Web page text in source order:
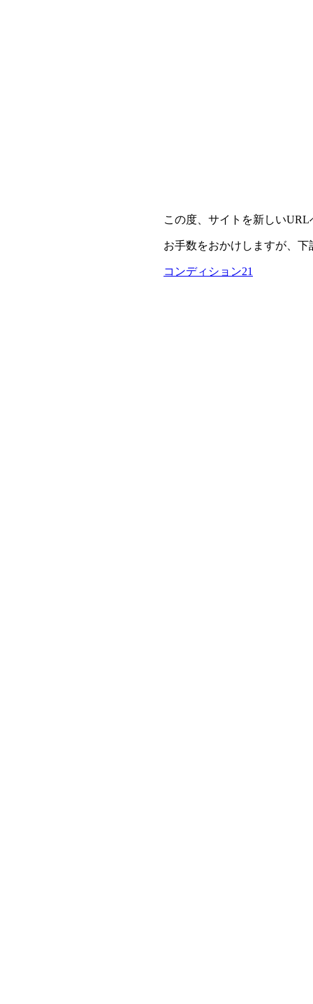
この度、サイトを新しい
お手数をおかけしますが、
コンディション21